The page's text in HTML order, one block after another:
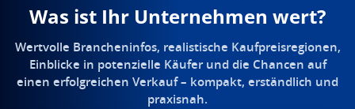
Was ist Ihr Unternehmen wert?
Wertvolle Brancheninfos, realistische Kaufpreisregionen,
Einblicke in potenzielle Käufer und die Chancen auf
einen erfolgreichen Verkauf – kompakt, erständlich und
praxisnah.